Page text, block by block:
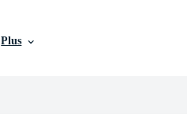
Plus